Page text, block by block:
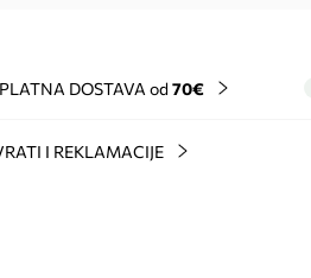
DOSTAVA od 70€
I REKLAMACIJE